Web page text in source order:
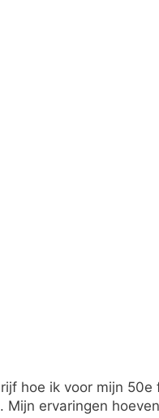
hoe ik voor mijn
ervaringen